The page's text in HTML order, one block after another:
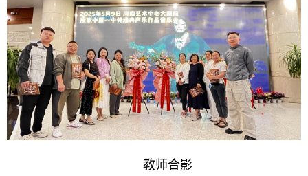
教师合影